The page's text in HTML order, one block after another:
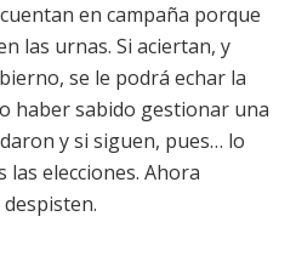
en campaña porque
las urnas. Si aciertan, y
se le podrá echar la
haber sabido gestionar una
y si siguen, pues… lo
las elecciones. Ahora